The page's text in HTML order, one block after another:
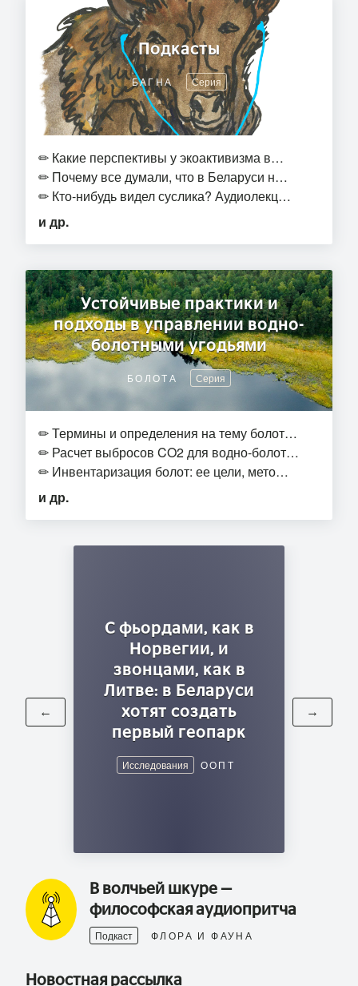
Подкасты
БАГНА Серия
✏ Какие перспективы у экоактивизма в…
✏ Почему все думали, что в Беларуси н…
✏ Кто-нибудь видел суслика? Аудиолекц…
и др.
Устойчивые практики и
подходы в управлении водно-
болотными угодьями
БОЛОТА Серия
✏Термины и определения на тему болот…
✏ Расчет выбросов CO2 для водно-болот…
✏ Инвентаризация болот: ее цели, мето…
и др.
←
С фьордами, как в
Норвегии, и
звонцами, как в
Литве: в Беларуси
хотят создать
первый геопарк
Исследования ООПТ
→
В волчьей шкуре —
философская аудиопритча
Подкаст ФЛОРА И ФАУНА
Новостная рассылка